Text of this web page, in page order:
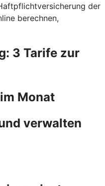
der
berechnen,
3 Tarife zur
Monat
verwalten